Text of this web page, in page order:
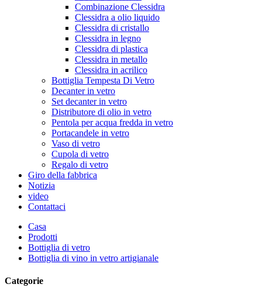
Combinazione Clessidra
Clessidra a olio liquido
Clessidra di cristallo
Clessidra in legno
Clessidra di plastica
Clessidra in metallo
Clessidra in acrilico
Bottiglia Tempesta Di Vetro
Decanter in vetro
Set decanter in vetro
Distributore di olio in vetro
Pentola per acqua fredda in vetro
Portacandele in vetro
Vaso di vetro
Cupola di vetro
Regalo di vetro
Giro della fabbrica
Notizia
video
Contattaci
Casa
Prodotti
Bottiglia di vetro
Bottiglia di vino in vetro artigianale
Categorie